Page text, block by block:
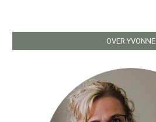
OVER YVONNE